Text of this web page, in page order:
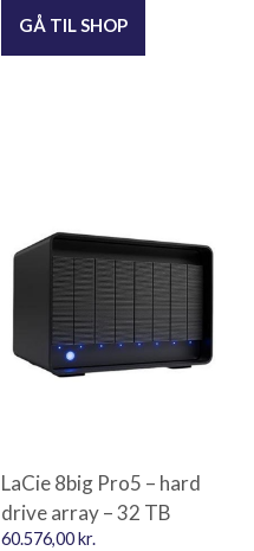
GÅ TIL SHOP
LaCie 8big Pro5 – hard
drive array – 32 TB
60.576,00kr.